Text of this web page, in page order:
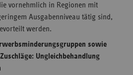
vornehmlich in Regionen mit
Ausgabenniveau tätig sind,
werden.
sowie
Ungleichbehandlung